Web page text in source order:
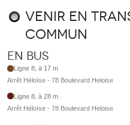
Venir en
commun
En bus
Ligne 8, à 17 m
Arrêt Héloïse - 78 Boulevard Heloise
Ligne 8, à 28 m
Arrêt Héloïse - 78 Boulevard Heloise